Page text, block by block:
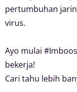
pertumbuhan
virus.
Ayo mulai
bekerja!
Cari tahu lebih